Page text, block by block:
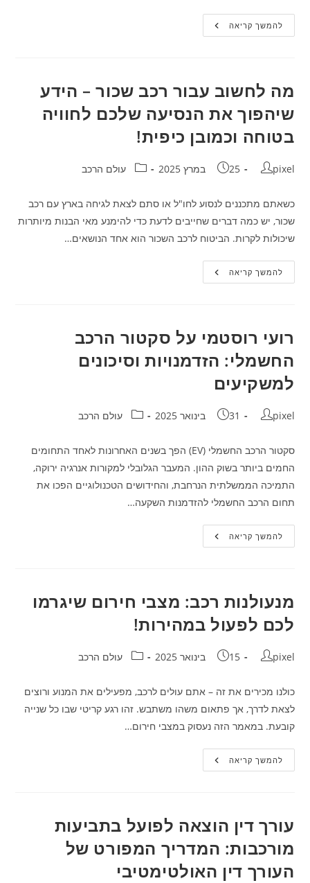
להמשך קריאהרכבת
לוח
כך
ואיך
להוציא
ממנו
את
מה לחשוב עבור רכב שכור – הידע
שיהפוך את הנסיעה שלכם לחוויה
בטוחה וכמובן כיפית!
מחבר:
pixel פורסם:
25 במרץ 2025 קטגוריה:עולם הרכב
כשאתם מתכננים לנסוע לחו"ל או סתם לצאת לגיחה בארץ עם רכב
שכור, יש כמה דברים שחייבים לדעת כדי להימנע מאי הבנות מיותרות
שיכולות לקרות. הביטוח לרכב השכור הוא אחד הנושאים…
להמשך קריאהמה
לחשוב
שיהפוך
הנסיעה
שלכם
לחוויה
בטוחה
כיפית!
רועי רוסטמי על סקטור הרכב
החשמלי: הזדמנויות וסיכונים
למשקיעים
מחבר:
pixel פורסם:
31 בינואר 2025 קטגוריה:עולם הרכב
סקטור הרכב החשמלי (EV) הפך בשנים האחרונות לאחד התחומים
החמים ביותר בשוק ההון. המעבר הגלובלי למקורות אנרגיה ירוקה,
התמיכה הממשלתית הנרחבת, והחידושים הטכנולוגיים הפכו את
תחום הרכב החשמלי להזדמנות השקעה…
להמשך קריאהרועי
רוסטמי
וסיכונים
למשקיעים
מנעולנות רכב: מצבי חירום שיגרמו
לכם לפעול במהירות!
מחבר:
pixel פורסם:
15 בינואר 2025 קטגוריה:עולם הרכב
כולנו מכירים את זה – אתם עולים לרכב, מפעילים את המנוע ורוצים
לצאת לדרך, אך פתאום משהו משתבש. זהו רגע קריטי שבו כל שנייה
קובעת. במאמר הזה נעסוק במצבי חירום…
להמשך קריאהמנעולנות
רכב:
במהירות!
עורך דין הוצאה לפועל בתביעות
מורכבות: המדריך המפורט של
העורך דין האולטימטיבי